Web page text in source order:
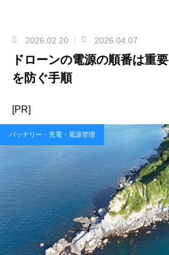
2026.02.20 2026.04.07
ドローンの電源の順番は重
を防ぐ手順
[PR]
バッテリー・充電・電源管理